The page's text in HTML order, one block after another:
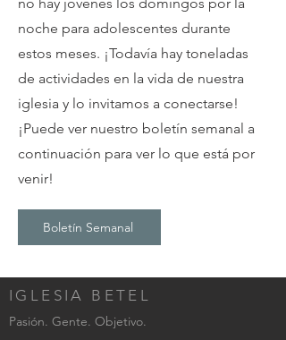
noche para adolescentes durante
estos meses. ¡Todavía hay toneladas
de actividades en la vida de nuestra
iglesia y lo invitamos a conectarse!
¡Puede ver nuestro boletín semanal a
continuación para ver lo que está por
venir!
Boletín Semanal
IGLESIA BETEL
Pasión. Gente. Objetivo.